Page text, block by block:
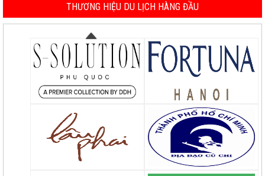
THƯƠNG HIỆU DU LỊCH HÀNG ĐẦU